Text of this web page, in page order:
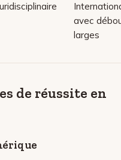
avec
larges
de réussite en